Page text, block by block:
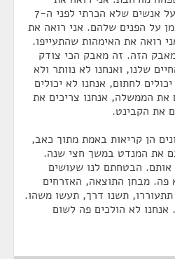
העייפות. אני כבר מסתכלת על אנשים שלא הכרתי לפני ה-7
על הפנים שלהם. אני רואה את
רואה את האימהות שהתעייפו.
הזה. זה מאבק הכי צודק
שלנו, ואנחנו לא נוותר ולא
לחתום, אנחנו לא יכולים
את הממשלה, אנחנו צריכים את
את הקבינט.
הן קריאות באמת מתוך כאב,
את המנדט במשך חצי שנה.
הבטחתם לנו שעושים
פה. מבחן התוצאה, האזרחים
תשנו דרך, תעשו משהו.
לא הולכים פה לשום